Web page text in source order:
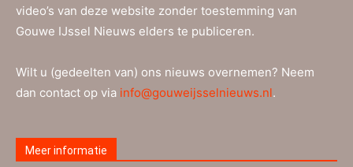
video’s van deze website zonder toestemming van
Gouwe IJssel Nieuws elders te publiceren.
Wilt u (gedeelten van) ons nieuws overnemen? Neem
dan contact op via info@gouweijsselnieuws.nl.
Meer informatie